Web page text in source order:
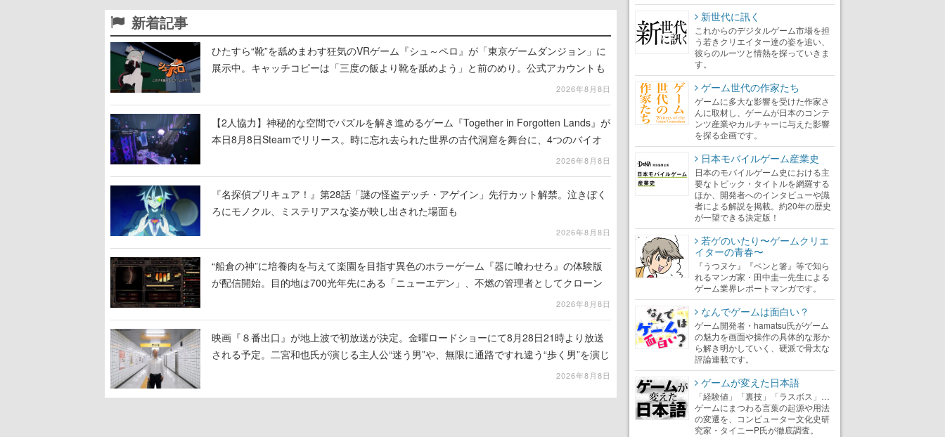
新着記事
ひたすら“靴”を舐めまわす狂気のVRゲーム『シュ～ペロ』が「東京ゲームダンジョン」に
展示中。キャッチコピーは「三度の飯より靴を舐めよう」と前のめり。公式アカウントも
2026年8月8日
【2人協力】神秘的な空間でパズルを解き進めるゲーム『Together in Forgotten Lands』が
本日8月8日Steamでリリース。時に忘れ去られた世界の古代洞窟を舞台に、4つのバイオ
2026年8月8日
『名探偵プリキュア！』第28話「謎の怪盗デッチ・アゲイン」先行カット解禁。泣きぼく
ろにモノクル、ミステリアスな姿が映し出された場面も
2026年8月8日
“船倉の神”に培養肉を与えて楽園を目指す異色のホラーゲーム『器に喰わせろ』の体験版
が配信開始。目的地は700光年先にある「ニューエデン」、不燃の管理者としてクローン
2026年8月8日
映画『８番出口』が地上波で初放送が決定。金曜ロードショーにて8月28日21時より放送
される予定。二宮和也氏が演じる主人公“迷う男”や、無限に通路ですれ違う“歩く男”を演じ
2026年8月8日
新世代に訊く
これからのデジタルゲーム市場を担
う若きクリエイター達の姿を追い、
彼らのルーツと情熱を探っていきま
す。
ゲーム世代の作家たち
ゲームに多大な影響を受けた作家さ
んに取材し、ゲームが日本のコンテ
ンツ産業やカルチャーに与えた影響
を探る企画です。
日本モバイルゲーム産業史
日本のモバイルゲーム史における主
要なトピック・タイトルを網羅する
ほか、開発者へのインタビューや識
者による解説を掲載。約20年の歴史
が一望できる決定版！
若ゲのいたり〜ゲームクリエ
イターの青春〜
『うつヌケ』『ペンと箸』等で知ら
れるマンガ家・田中圭一先生による
ゲーム業界レポートマンガです。
なんでゲームは面白い？
ゲーム開発者・hamatsu氏がゲーム
の魅力を画面や操作の具体的な形か
ら解き明かしていく、硬派で骨太な
評論連載です。
ゲームが変えた日本語
「経験値」「裏技」「ラスボス」…
ゲームにまつわる言葉の起源や用法
の変遷を、コンピューター文化史研
究家・タイニーP氏が徹底調査。